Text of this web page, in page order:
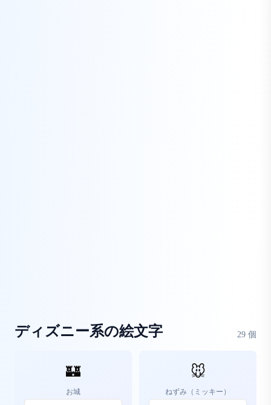
ディズニー系の絵文字 29 個
🏰
お城
🐭
ねずみ（ミッキー）